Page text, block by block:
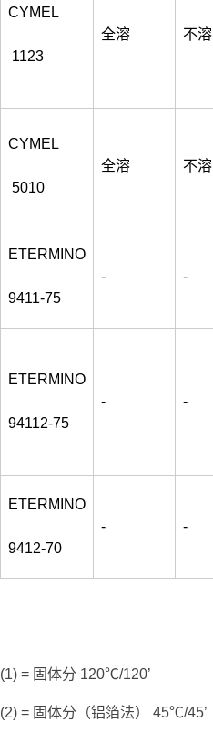
CYMEL
1123
全溶 不溶
CYMEL
5010
全溶 不溶
ETERMINO
9411-75
- -
ETERMINO
94112-75
- -
ETERMINO
9412-70
- -
(1) = 固体分 120℃/120’
(2) = 固体分（铝箔法） 45℃/45’